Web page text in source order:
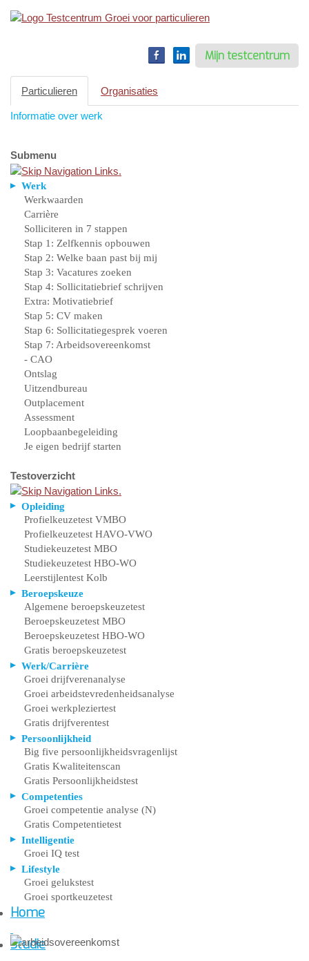
Mijn testcentrum
Particulieren Organisaties
Informatie over werk
Submenu
Werk
Werkwaarden
Carrière
Solliciteren in 7 stappen
Stap 1: Zelfkennis opbouwen
Stap 2: Welke baan past bij mij
Stap 3: Vacatures zoeken
Stap 4: Sollicitatiebrief schrijven
Extra: Motivatiebrief
Stap 5: CV maken
Stap 6: Sollicitatiegesprek voeren
Stap 7: Arbeidsovereenkomst
- CAO
Ontslag
Uitzendbureau
Outplacement
Assessment
Loopbaanbegeleiding
Je eigen bedrijf starten
Testoverzicht
Opleiding
Profielkeuzetest VMBO
Profielkeuzetest HAVO-VWO
Studiekeuzetest MBO
Studiekeuzetest HBO-WO
Leerstijlentest Kolb
Beroepskeuze
Algemene beroepskeuzetest
Beroepskeuzetest MBO
Beroepskeuzetest HBO-WO
Gratis beroepskeuzetest
Werk/Carrière
Groei drijfverenanalyse
Groei arbeidstevredenheidsanalyse
Groei werkpleziertest
Gratis drijfverentest
Persoonlijkheid
Big five persoonlijkheidsvragenlijst
Gratis Kwaliteitenscan
Gratis Persoonlijkheidstest
Competenties
Groei competentie analyse (N)
Gratis Competentietest
Intelligentie
Groei IQ test
Lifestyle
Groei gelukstest
Groei sportkeuzetest
Home
Studie